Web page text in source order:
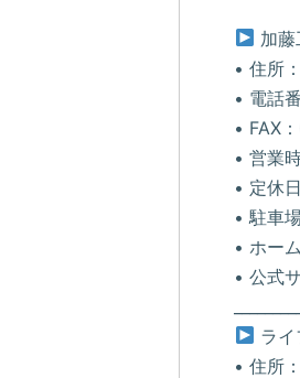
加
• 住所
• 電話
• FAX
• 営業
• 定休
• 駐車
• ホー
• 公式
ライ
• 住所